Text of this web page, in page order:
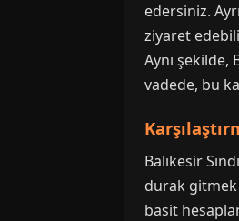
edersiniz.
ziyaret
Aynı
vadede, bu
Balıkesir
durak gitmek
basit